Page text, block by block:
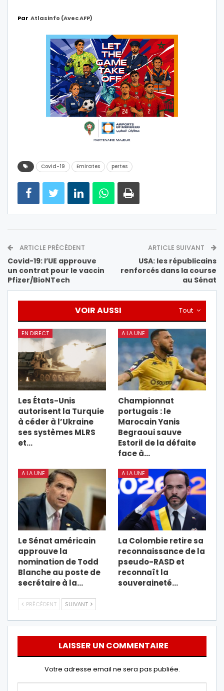
Par Atlasinfo (avec AFP)
Covid-19 Emirates pertes
ARTICLE PRÉCÉDENT
Covid-19: l’UE approuve
un contrat pour le vaccin
Pfizer/BioNTech
ARTICLE SUIVANT
USA: les républicains
renforcés dans la course
au Sénat
Tout
VOIR AUSSI
EN DIRECT
Les États-Unis
autorisent la Turquie
à céder à l’Ukraine
ses systèmes MLRS
et…
A LA UNE
Championnat
portugais : le
Marocain Yanis
Begraoui sauve
Estoril de la défaite
face à…
A LA UNE
Le Sénat américain
approuve la
nomination de Todd
Blanche au poste de
secrétaire à la…
A LA UNE
La Colombie retire sa
reconnaissance de la
pseudo-RASD et
reconnaît la
souveraineté…
PRÉCÉDENT SUIVANT
LAISSER UN COMMENTAIRE
Votre adresse email ne sera pas publiée.